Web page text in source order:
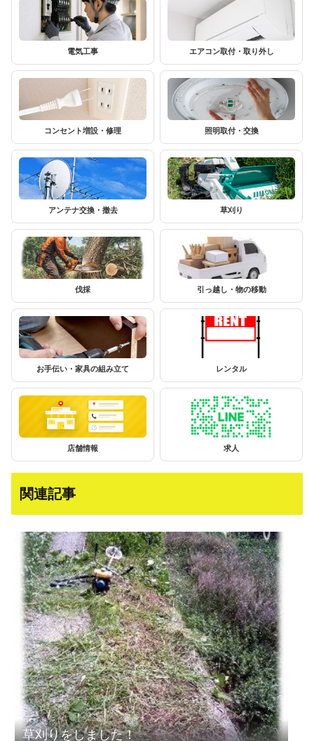
電気工事 エアコン取付・取り外し
コンセント増設・修理 照明取付・交換
アンテナ交換・撤去 草刈り
伐採 引っ越し・物の移動
お手伝い・家具の組み立て レンタル
店舗情報 求人
関連記事
草刈りをしました！